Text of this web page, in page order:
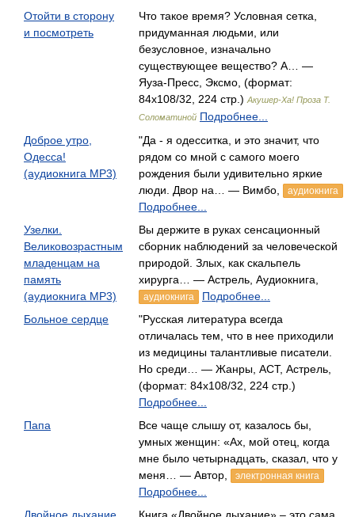
Отойти в сторону
и посмотреть
Что такое время? Условная сетка,
придуманная людьми, или
безусловное, изначально
существующее вещество? А… —
Яуза-Пресс, Эксмо, (формат:
84x108/32, 224 стр.) Акушер-Ха! Проза Т.
Соломатиной Подробнее...
Доброе утро,
Одесса!
(аудиокнига MP3)
"Да - я одесситка, и это значит, что
рядом со мной с самого моего
рождения были удивительно яркие
люди. Двор на… — Вимбо,
аудиокнига
Подробнее...
Узелки.
Великовозрастным
младенцам на
память
(аудиокнига MP3)
Вы держите в руках сенсационный
сборник наблюдений за человеческой
природой. Злых, как скальпель
хирурга… — Астрель, Аудиокнига,
аудиокнига
Подробнее...
Больное сердце
"Русская литература всегда
отличалась тем, что в нее приходили
из медицины талантливые писатели.
Но среди… — Жанры, АСТ, Астрель,
(формат: 84x108/32, 224 стр.)
Подробнее...
Папа
Все чаще слышу от, казалось бы,
умных женщин: «Ах, мой отец, когда
мне было четырнадцать, сказал, что у
меня… — Автор,
электронная книга
Подробнее...